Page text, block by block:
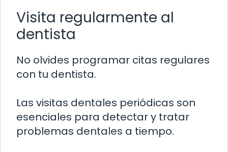
Visita regularmente al
dentista
No olvides programar citas regulares
con tu dentista.
Las visitas dentales periódicas son
esenciales para detectar y tratar
problemas dentales a tiempo.